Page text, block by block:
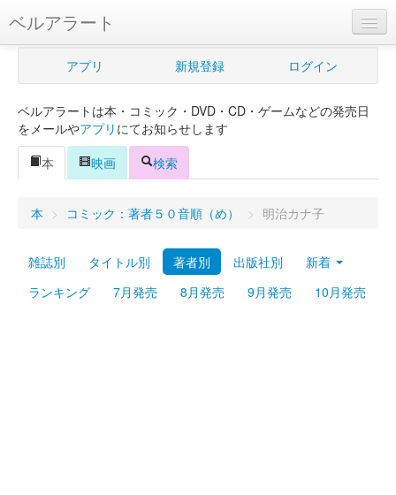
ベルアラート
ベルアラートとは
新規登録
ログイン
Myシェルフ
プレミアム
アプリ 新規登録 ログイン
ベルアラートは本・コミック・DVD・CD・ゲームなどの発売日
をメールやアプリ にてお知らせします
本
映画 検索
本 > コミック：著者５０音順（め） > 明治カナ子
雑誌別 タイトル別 著者別 出版社別
新着
ランキング
7月発売 8月発売 9月発売 10月発売